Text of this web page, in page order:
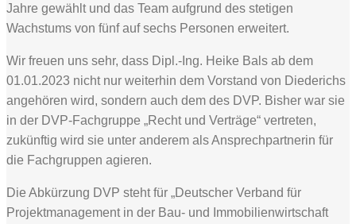
Jahre gewählt und das Team aufgrund des stetigen
Wachstums von fünf auf sechs Personen erweitert.
Wir freuen uns sehr, dass Dipl.-Ing. Heike Bals ab dem
01.01.2023 nicht nur weiterhin dem Vorstand von Diederichs
angehören wird, sondern auch dem des DVP. Bisher war sie
in der DVP‑Fachgruppe „Recht und Verträge“ vertreten,
zukünftig wird sie unter anderem als Ansprechpartnerin für
die Fachgruppen agieren.
Die Abkürzung DVP steht für „Deutscher Verband für
Projektmanagement in der Bau- und Immobilienwirtschaft